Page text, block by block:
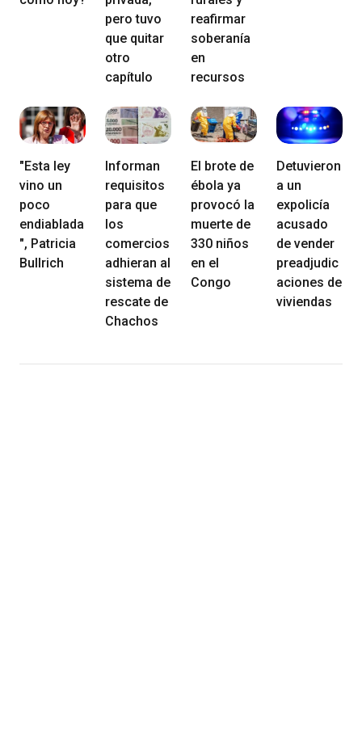
pero tuvo
que quitar
otro
capítulo
reafirmar
soberanía
en
recursos
"Esta ley
vino un
poco
endiablada
", Patricia
Bullrich
Informan
requisitos
para que
los
comercios
adhieran al
sistema de
rescate de
Chachos
El brote de
ébola ya
provocó la
muerte de
330 niños
en el
Congo
Detuvieron
a un
expolicía
acusado
de vender
preadjudic
aciones de
viviendas